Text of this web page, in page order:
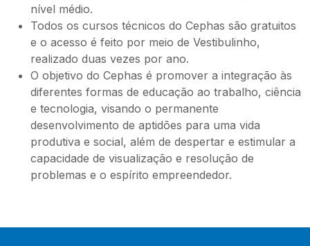
nível médio.
Todos os cursos técnicos do Cephas são gratuitos
e o acesso é feito por meio de Vestibulinho,
realizado duas vezes por ano.
O objetivo do Cephas é promover a integração às
diferentes formas de educação ao trabalho, ciência
e tecnologia, visando o permanente
desenvolvimento de aptidões para uma vida
produtiva e social, além de despertar e estimular a
capacidade de visualização e resolução de
problemas e o espírito empreendedor.